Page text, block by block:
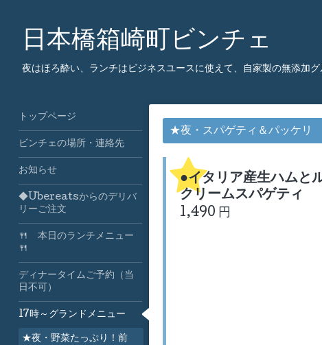
日本橋箱崎町ビンチェ
夜はほろ酔い、ランチはビジネスユースに使えて、自家製の無添加
★夜・スパゲティ＆パッケリ
●イタリア産生ハムと
クリームスパゲティ
1,490 円
トップページ
ビンチェの場所・連絡先
お知らせ
◆Ubereatsからのデリバ
リーご注文
🍴 本日のランチメニュー
🍴
ディナータイムご予約（当
日不可）
17時～グランドメニュー
★夜・野菜たっぷり！前